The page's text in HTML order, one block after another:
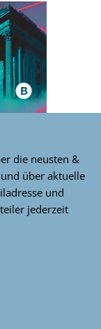
die neusten &
über aktuelle
und
jederzeit